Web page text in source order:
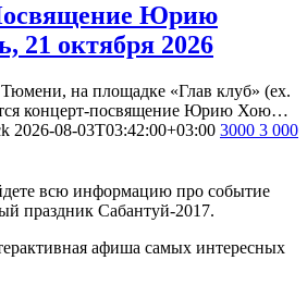
Юрию
октября 2026
Тюмени, на площадке «Глав клуб» (ex.
концерт-посвящение Юрию Хою…
2026-08-03T03:42:00+03:00 3000 3 000
всю информацию про событие
праздник Сабантуй-2017.
афиша самых интересных